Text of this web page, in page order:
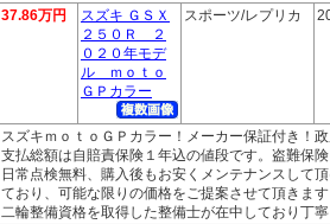
37.86万円
スズキ ＧＳＸ
２５０Ｒ ２
０２０年モデ
ル ｍｏｔｏ
ＧＰカラー
スポーツ/レプリカ
スズキｍｏｔｏＧＰカラー！メーカー保証付き！
支払総額は自賠責保険１年込の値段です。盗難保
日常点検無料、購入後もお安くメンテナンスして
ており、可能な限りの価格をご提案させて頂きま
二輪整備資格を取得した整備士が在中しており丁